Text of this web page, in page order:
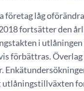
låg
fortsätter den
i
förbättras.